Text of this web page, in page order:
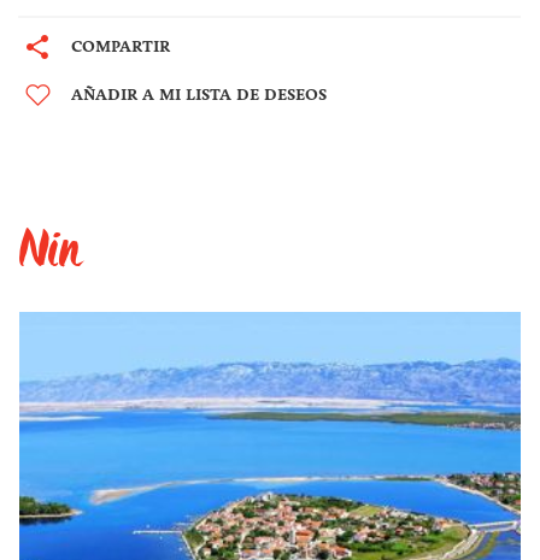
COMPARTIR
AÑADIR A MI LISTA DE DESEOS
Nin